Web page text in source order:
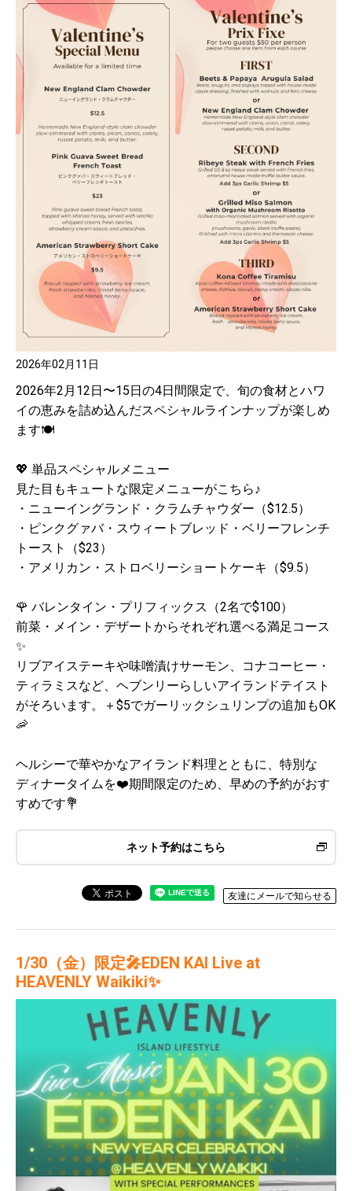
2026年02月11日
2026年2月12日〜15日の4日間限定で、旬の食材とハワ
イの恵みを詰め込んだスペシャルラインナップが楽しめ
ます🍽️
💖 単品スペシャルメニュー
見た目もキュートな限定メニューがこちら♪
・ニューイングランド・クラムチャウダー（$12.5）
・ピンクグァバ・スウィートブレッド・ベリーフレンチ
トースト（$23）
・アメリカン・ストロベリーショートケーキ（$9.5）
🌹 バレンタイン・プリフィックス（2名で$100）
前菜・メイン・デザートからそれぞれ選べる満足コース
✨
リブアイステーキや味噌漬けサーモン、コナコーヒー・
ティラミスなど、ヘブンリーらしいアイランドテイスト
がそろいます。＋$5でガーリックシュリンプの追加もOK
🦐
ヘルシーで華やかなアイランド料理とともに、特別な
ディナータイムを❤️期間限定のため、早めの予約がおす
すめです💐
ネット予約はこちら
友達にメールで知らせる
1/30（金）限定🎤EDEN KAI Live at
HEAVENLY Waikiki✨